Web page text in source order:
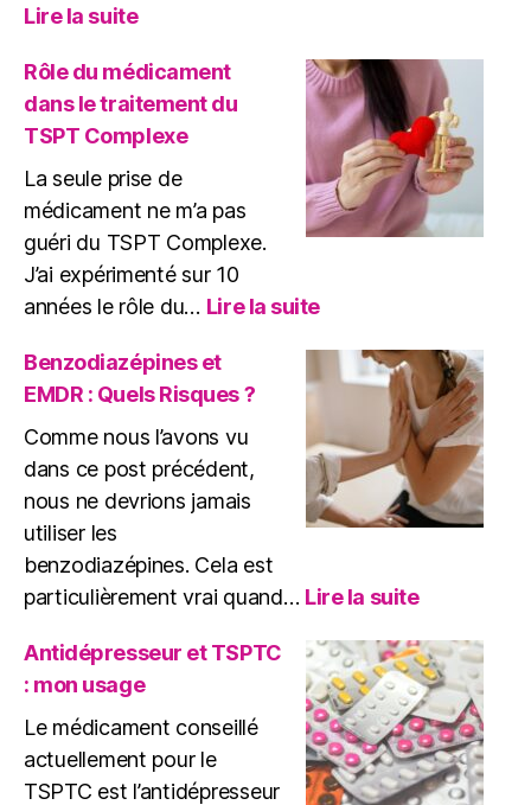
Lire la suite:
après
traumatismes
Rôle du médicament
dans le traitement du
TSPT Complexe
La seule prise de
médicament ne m’a pas
guéri du TSPT Complexe.
J’ai expérimenté sur 10
années le rôle du… Lire la suite:
du
médicament
traitement
du
TSPT
Complexe
Benzodiazépines et
EMDR : Quels Risques ?
Comme nous l’avons vu
dans ce post précédent,
nous ne devrions jamais
utiliser les
benzodiazépines. Cela est
particulièrement vrai quand… Lire la suite:
et
EMDR
:
Quels
Risques
?
Antidépresseur et TSPTC
: mon usage
Le médicament conseillé
actuellement pour le
TSPTC est l’antidépresseur